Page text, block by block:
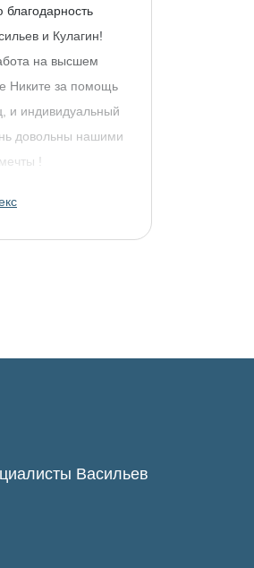
и Кулагин!
на высшем
Никите за помощь
и индивидуальный
довольны нашими
!
Васильев